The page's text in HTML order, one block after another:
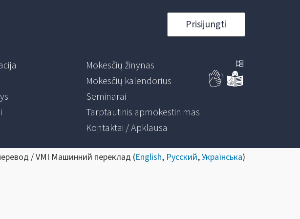
Prisijungti
Mokesčių žinynas
Mokesčių kalendorius
Seminarai
Tarptautinis apmokestinimas
Kontaktai / Apklausa
/ VMI Машинний переклад (English, Русский,Українська)